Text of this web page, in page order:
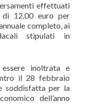
effettuati
di 12,00 euro per
completo, ai
stipulati in
inoltrata e
il 28 febbraio
soddisfatta per la
dell’anno